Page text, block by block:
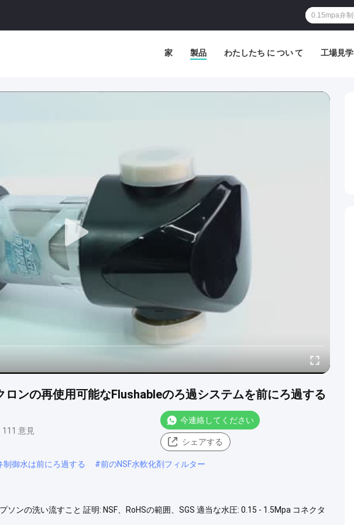
家 製品 わたしたち に つい て 工場見学
ンの再使用可能なFlushableのろ過システムを前にろ過する
111 意見
今連絡してください
シェアする
制御水は前にろ過する #前のNSF水軟化剤フィルター
ンの洗い流すこと 証明: NSF、RoHSの範囲、SGS 適当な水圧: 0.15 - 1.5Mpa コネクタ